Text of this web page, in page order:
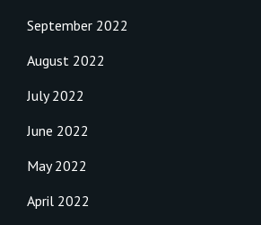
September 2022
August 2022
July 2022
June 2022
May 2022
April 2022